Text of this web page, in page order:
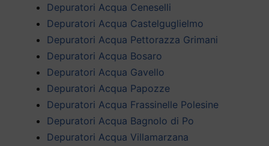
Depuratori Acqua Ceneselli
Depuratori Acqua Castelguglielmo
Depuratori Acqua Pettorazza Grimani
Depuratori Acqua Bosaro
Depuratori Acqua Gavello
Depuratori Acqua Papozze
Depuratori Acqua Frassinelle Polesine
Depuratori Acqua Bagnolo di Po
Depuratori Acqua Villamarzana